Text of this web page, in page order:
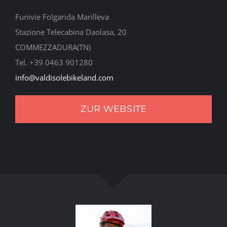
Funivie Folgarida Marilleva
Stazione Telecabina Daolasa, 20
COMMEZZADURA(TN)
Tel. +39 0463 901280
info@valdisolebikeland.com
ZUR WEBSITE